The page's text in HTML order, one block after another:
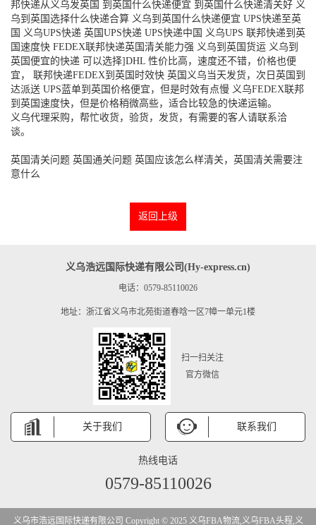
邦快递从义乌发英国 到英国什么快递便宜 到英国什么快递清关好 义
乌到英国选择什么快递合算 义乌到英国什么快递便宜 UPS快递至英
国 义乌UPS快递 英国UPS快递 UPS快递中国 义乌UPS 联邦快递到英
国速度快 FEDEX联邦快递英国清关能力强 义乌到英国货运 义乌到
英国便宜的快递 可以选择]DHL 性价比高，速度还不错，价格也便
宜， 联邦快递FEDEX到英国时效快 英国义乌当天发货，次日英国到
达派送 UPS蓝单到英国价格便宜，但是时效有点慢 义乌FEDEX联邦
到英国速度快，但是价格稍微高些，适合比较急的快递运输。
义乌代理采购，帮忙收货，验货，发货，有需要的客人请联系洽
谈。
英国清关问题 英国通关问题 英国应该怎么样清关，英国清关需要注
意什么
返回上级
义乌浩远国际快递有限公司(Hy-express.cn)
电话：0579-85110026
地址：浙江省义乌市北苑街道春唅一区7幛一单元1楼
扫一扫关注
官方微信
关于我们 联系我们
热线电话
0579-85110026
义乌市浩远国际快递有限公司 Copyright © 2025 义乌FBA物流,义乌FBA头程,义